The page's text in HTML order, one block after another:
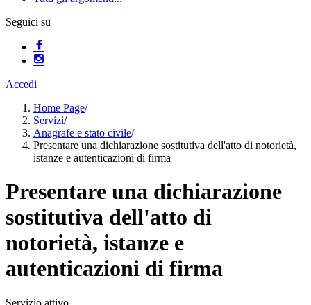
Seguici su
Accedi
Home Page/
Servizi/
Anagrafe e stato civile/
Presentare una dichiarazione sostitutiva dell'atto di notorietà,
istanze e autenticazioni di firma
Presentare una dichiarazione
sostitutiva dell'atto di
notorietà, istanze e
autenticazioni di firma
Servizio attivo